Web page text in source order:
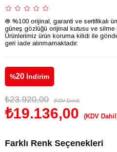
® %100 orijinal, garanti ve sertifikalı
güneş gözlüğü orijinal kutusu ve
Ürünlerimiz ürün koruma kilidi ile
geri iade alınmamaktadır.
%20 İndirim
₺23.920,00 (KDV Dahil)
₺19.136,00 (KDV
Farklı Renk Seçenekleri